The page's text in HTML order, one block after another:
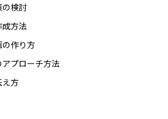
の検討
方法
作り方
プローチ方法
え方